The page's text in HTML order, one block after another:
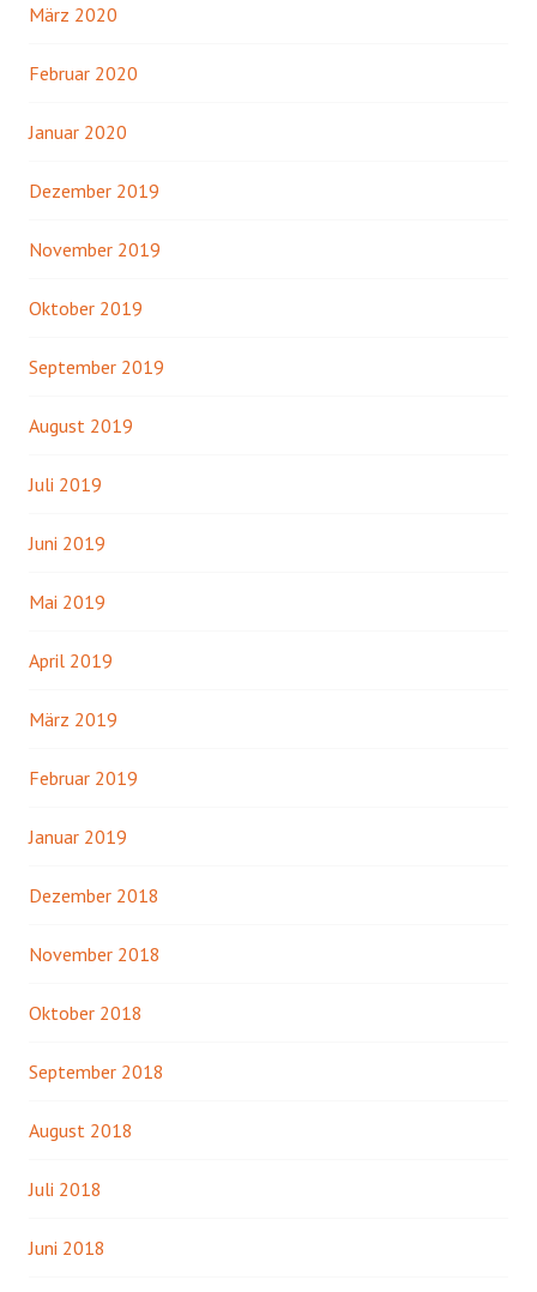
März 2020
Februar 2020
Januar 2020
Dezember 2019
November 2019
Oktober 2019
September 2019
August 2019
Juli 2019
Juni 2019
Mai 2019
April 2019
März 2019
Februar 2019
Januar 2019
Dezember 2018
November 2018
Oktober 2018
September 2018
August 2018
Juli 2018
Juni 2018